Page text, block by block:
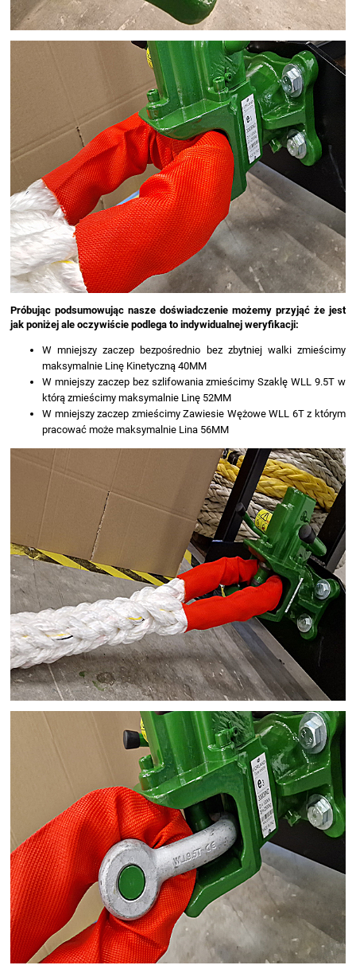
Próbując podsumowując nasze doświadczenie możemy przyjąć że jest
jak poniżej ale oczywiście podlega to indywidualnej weryfikacji:
W mniejszy zaczep bezpośrednio bez zbytniej walki zmieścimy
maksymalnie Linę Kinetyczną 40MM
W mniejszy zaczep bez szlifowania zmieścimy Szaklę WLL 9.5T w
którą zmieścimy maksymalnie Linę 52MM
W mniejszy zaczep zmieścimy Zawiesie Wężowe WLL 6T z którym
pracować może maksymalnie Lina 56MM